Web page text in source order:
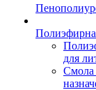
для
Смола